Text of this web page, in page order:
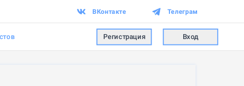
ВКонтакте Телеграм
Регистрация Вход